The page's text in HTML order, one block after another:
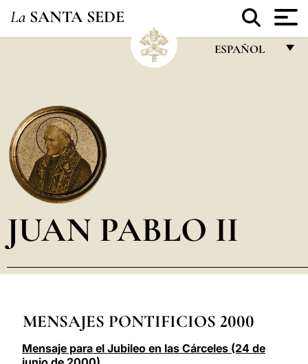
La SANTA SEDE
ESPAÑOL
POLSKI
العربيّة
LATINE
JUAN PABLO II
MENSAJES PONTIFICIOS 2000
Mensaje para el Jubileo en las Cárceles (24 de